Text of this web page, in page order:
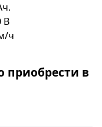
В
ч
приобрести в